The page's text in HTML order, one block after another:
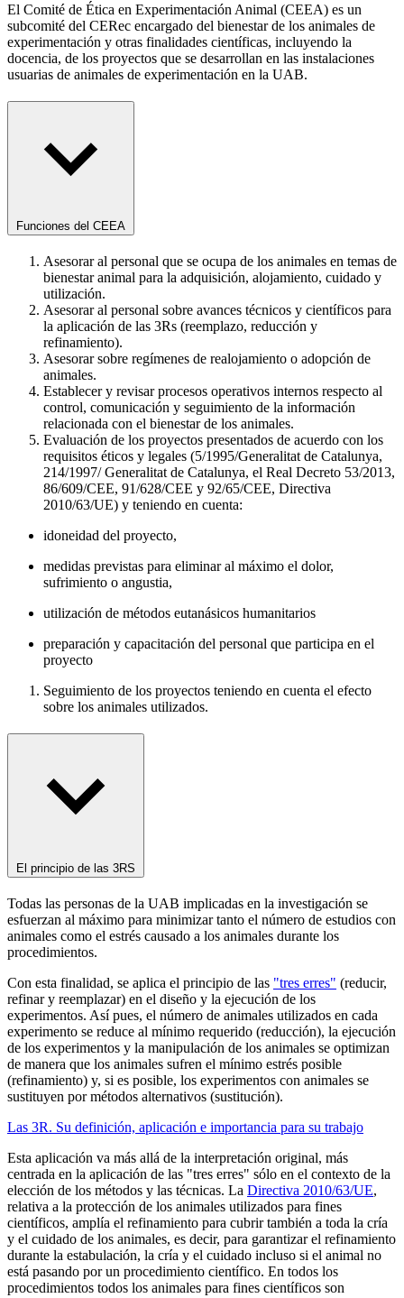
El Comité de Ética en Experimentación Animal (CEEA) es un
subcomité del CERec encargado del bienestar de los animales de
experimentación y otras finalidades científicas, incluyendo la
docencia, de los proyectos que se desarrollan en las instalaciones
usuarias de animales de experimentación en la UAB.
Funciones del CEEA
Asesorar al personal que se ocupa de los animales en temas de
bienestar animal para la adquisición, alojamiento, cuidado y
utilización.
Asesorar al personal sobre avances técnicos y científicos para
la aplicación de las 3Rs (reemplazo, reducción y
refinamiento).
Asesorar sobre regímenes de realojamiento o adopción de
animales.
Establecer y revisar procesos operativos internos respecto al
control, comunicación y seguimiento de la información
relacionada con el bienestar de los animales.
Evaluación de los proyectos presentados de acuerdo con los
requisitos éticos y legales (5/1995/Generalitat de Catalunya,
214/1997/ Generalitat de Catalunya, el Real Decreto 53/2013,
86/609/CEE, 91/628/CEE y 92/65/CEE, Directiva
2010/63/UE) y teniendo en cuenta:
idoneidad del proyecto,
medidas previstas para eliminar al máximo el dolor,
sufrimiento o angustia,
utilización de métodos eutanásicos humanitarios
preparación y capacitación del personal que participa en el
proyecto
Seguimiento de los proyectos teniendo en cuenta el efecto
sobre los animales utilizados.
El principio de las 3RS
Todas las personas de la UAB implicadas en la investigación se
esfuerzan al máximo para minimizar tanto el número de estudios con
animales como el estrés causado a los animales durante los
procedimientos.
Con esta finalidad, se aplica el principio de las "tres erres" (reducir,
refinar y reemplazar) en el diseño y la ejecución de los
experimentos. Así pues, el número de animales utilizados en cada
experimento se reduce al mínimo requerido (reducción), la ejecución
de los experimentos y la manipulación de los animales se optimizan
de manera que los animales sufren el mínimo estrés posible
(refinamiento) y, si es posible, los experimentos con animales se
sustituyen por métodos alternativos (sustitución).
Las 3R. Su definición, aplicación e importancia para su trabajo
Esta aplicación va más allá de la interpretación original, más
centrada en la aplicación de las "tres erres" sólo en el contexto de la
elección de los métodos y las técnicas. La Directiva 2010/63/UE,
relativa a la protección de los animales utilizados para fines
científicos, amplía el refinamiento para cubrir también a toda la cría
y el cuidado de los animales, es decir, para garantizar el refinamiento
durante la estabulación, la cría y el cuidado incluso si el animal no
está pasando por un procedimiento científico. En todos los
procedimientos todos los animales para fines científicos son